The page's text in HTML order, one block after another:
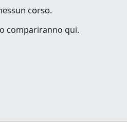
corso.
compariranno qui.